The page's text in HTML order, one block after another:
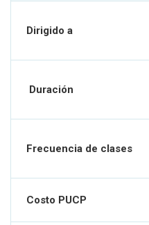
Dirigido a
Duración
Frecuencia de clases
Costo PUCP